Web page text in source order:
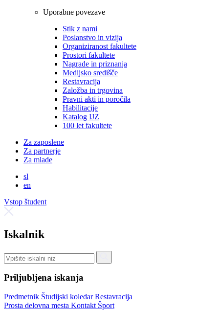
Uporabne povezave
Stik z nami
Poslanstvo in vizija
Organiziranost fakultete
Prostori fakultete
Nagrade in priznanja
Medijsko središče
Restavracija
Založba in trgovina
Pravni akti in poročila
Habilitacije
Katalog IJZ
100 let fakultete
Za zaposlene
Za partnerje
Za mlade
sl
en
Vstop študent
Iskalnik
Priljubljena iskanja
Predmetnik Študijski koledarRestavracija
Prosta delovna mesta Kontakt Šport